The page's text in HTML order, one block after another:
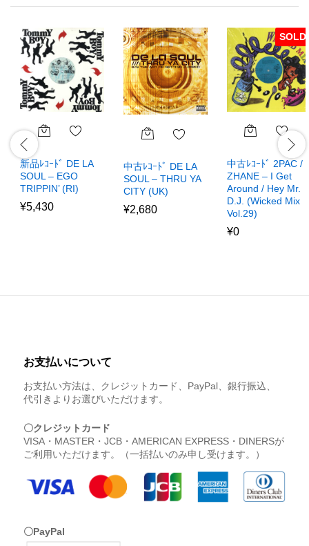
新品ﾚｺｰﾄﾞ DE LA
SOUL – EGO
TRIPPIN’ (RI)
¥5,430
中古ﾚｺｰﾄﾞ DE LA
SOUL – THRU YA
CITY (UK)
¥2,680
SOLD
中古ﾚｺｰﾄﾞ 2PAC /
ZHANE – I Get
Around / Hey Mr.
D.J. (Wicked Mix
Vol.29)
¥0
お支払いについて
お支払い方法は、クレジットカード、PayPal、銀行振込、
代引きよりお選びいただけます。
〇クレジットカード
VISA・MASTER・JCB・AMERICAN EXPRESS・DINERSが
ご利用いただけます。（一括払いのみ申し受けます。）
〇PayPal